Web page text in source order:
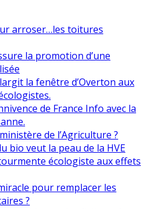
arroser…les toitures
la promotion d’une
la fenêtre d’Overton aux
de France Info avec la
de l’Agriculture ?
bio veut la peau de la HVE
écologiste aux effets
pour remplacer les
?